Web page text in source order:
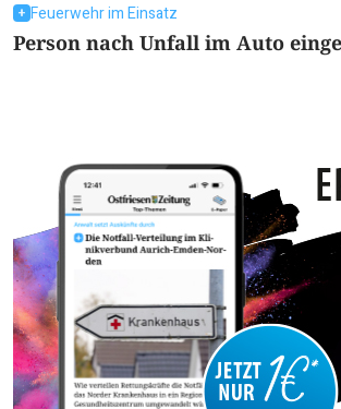
Feuerwehr im Einsatz
Person nach Unfall im Auto